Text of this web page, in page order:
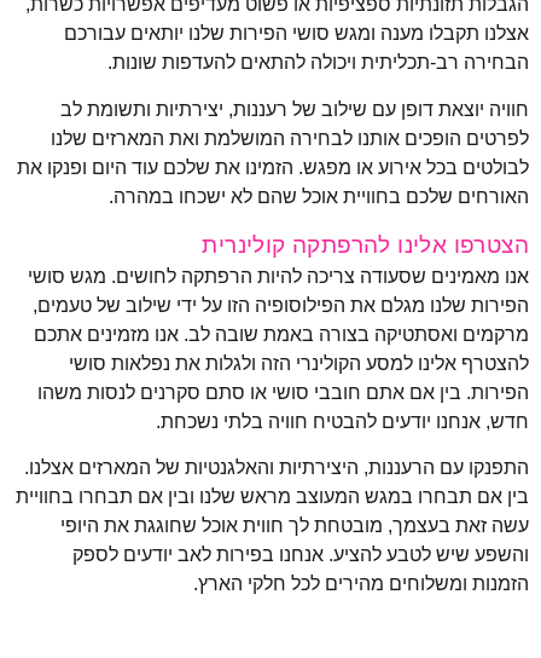
הגבלות תזונתיות ספציפיות או פשוט מעדיפים אפשרויות כשרות,
אצלנו תקבלו מענה ומגש סושי הפירות שלנו יותאים עבורכם
הבחירה רב-תכליתית ויכולה להתאים להעדפות שונות.
חוויה יוצאת דופן עם שילוב של רעננות, יצירתיות ותשומת לב
לפרטים הופכים אותנו לבחירה המושלמת ואת המארזים שלנו
לבולטים בכל אירוע או מפגש. הזמינו את שלכם עוד היום ופנקו את
האורחים שלכם בחוויית אוכל שהם לא ישכחו במהרה.
הצטרפו אלינו להרפתקה קולינרית
אנו מאמינים שסעודה צריכה להיות הרפתקה לחושים. מגש סושי
הפירות שלנו מגלם את הפילוסופיה הזו על ידי שילוב של טעמים,
מרקמים ואסתטיקה בצורה באמת שובה לב. אנו מזמינים אתכם
להצטרף אלינו למסע הקולינרי הזה ולגלות את נפלאות סושי
הפירות. בין אם אתם חובבי סושי או סתם סקרנים לנסות משהו
חדש, אנחנו יודעים להבטיח חוויה בלתי נשכחת.
התפנקו עם הרעננות, היצירתיות והאלגנטיות של המארזים אצלנו.
בין אם תבחרו במגש המעוצב מראש שלנו ובין אם תבחרו בחוויית
עשה זאת בעצמך, מובטחת לך חווית אוכל שחוגגת את היופי
והשפע שיש לטבע להציע. אנחנו בפירות לאב יודעים לספק
הזמנות ומשלוחים מהירים לכל חלקי הארץ.